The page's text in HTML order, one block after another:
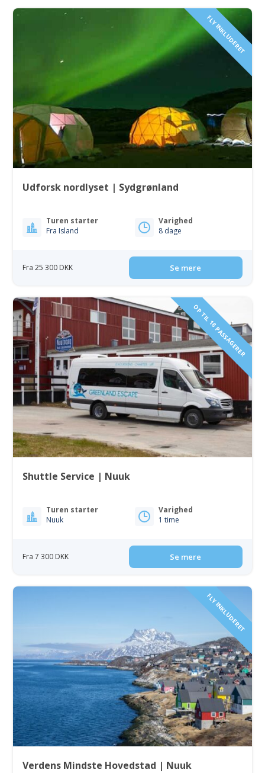
FLY INKLUDERET
Udforsk nordlyset | Sydgrønland
Turen starter
Fra Island
Varighed
8 dage
Fra 25 300 DKK Se mere
OP TIL 18 PASSAGERER
Shuttle Service | Nuuk
Turen starter
Nuuk
Varighed
1 time
Fra 7 300 DKK Se mere
FLY INKLUDERET
Verdens Mindste Hovedstad | Nuuk